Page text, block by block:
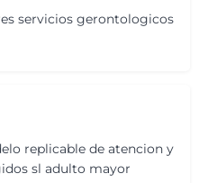
servicios gerontologicos
replicable de atencion y
sl adulto mayor